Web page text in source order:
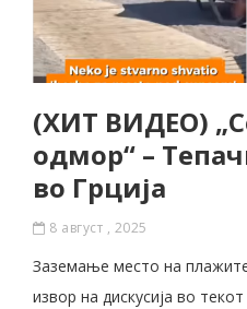
(ХИТ ВИДЕО)
одмор“ –
во Грција
8 август , 2025
Заземање место на
извор на дискусија во